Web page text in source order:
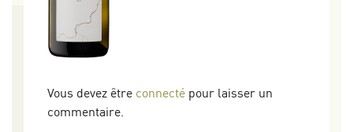
Vous devez être connecté pour laisser un
commentaire.